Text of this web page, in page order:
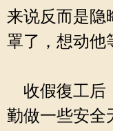
来说反而是隐
罩了，想动他
收假復工后
勤做一些安全